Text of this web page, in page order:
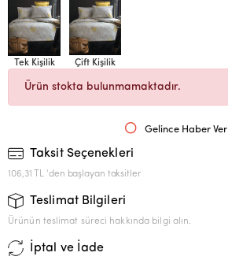
Tek Kişilik Çift Kişilik
Ürün stokta bulunmamaktadır.
Gelince Haber Ver
Taksit Seçenekleri
106,31 TL 'den başlayan taksitler
Teslimat Bilgileri
Ürünün teslimat süreci hakkında bilgi alın.
İptal ve İade